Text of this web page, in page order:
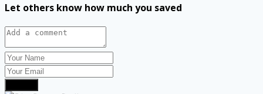
Let others know how much you saved